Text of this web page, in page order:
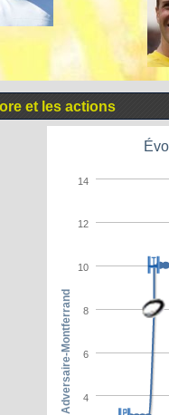
et les actions
4
6
8
10
12
14
Adversaire-Montferrand